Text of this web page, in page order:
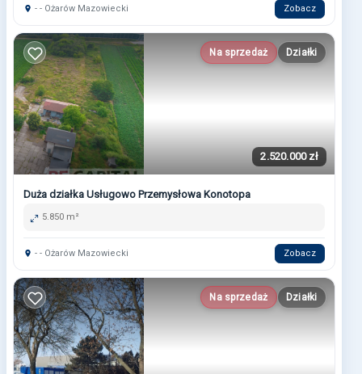
- - Ożarów Mazowiecki Zobacz
Na sprzedaż Działki
2.520.000 zł
Duża działka Usługowo Przemysłowa Konotopa
5.850 m²
- - Ożarów Mazowiecki Zobacz
Na sprzedaż Działki